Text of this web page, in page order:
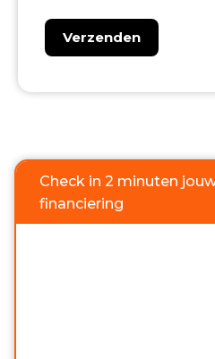
Check in 2 minuten
financiering